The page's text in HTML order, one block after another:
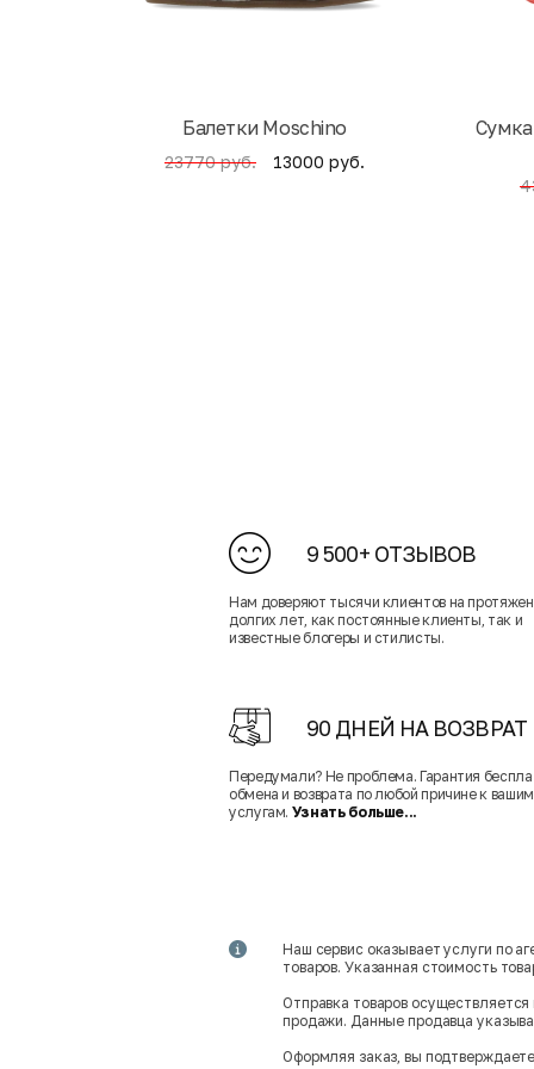
Балетки Moschino
23770 руб. 13000 руб.
9 500+ ОТЗЫВОВ
Нам доверяют тысячи клиентов на
долгих лет, как постоянные клиенты, так и
известные блогеры и стилисты.
90 ДНЕЙ НА ВОЗВРАТ
Передумали? Не проблема. Гарантия
обмена и возврата по любой причине к вашим
услугам. Узнать больше...
Наш сервис оказывает услуги по
товаров. Указанная стоимость
Отправка товаров
продажи. Данные продавца
Оформляя заказ, вы